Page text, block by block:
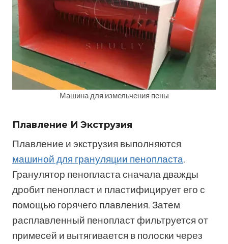
Машина для измельчения пены
Плавление И Экструзия
Плавление и экструзия выполняются
машиной для грануляции пенопласта.
Гранулятор пенопласта сначала дважды
дробит пенопласт и пластифицирует его с
помощью горячего плавления. Затем
расплавленный пенопласт фильтруется от
примесей и вытягивается в полоски через